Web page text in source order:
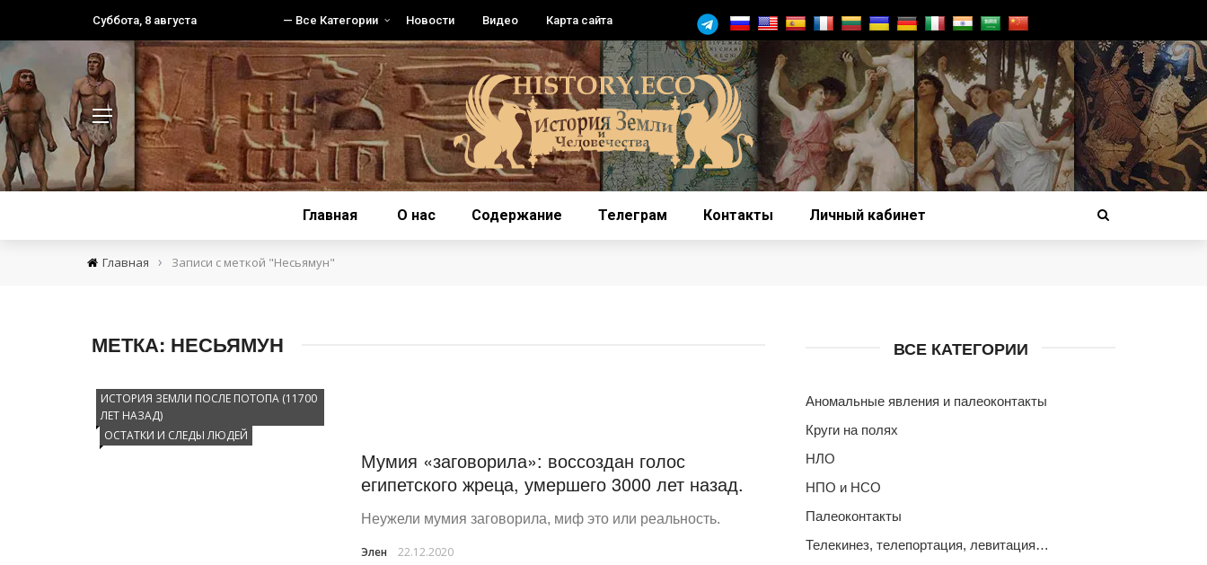
Суббота, 8 августа — Все Категории Новости Видео Карта сайта
Главная О нас Содержание Телеграм Контакты Личный кабинет
Главная › Записи с меткой "Несьямун"
МЕТКА: НЕСЬЯМУН
ИСТОРИЯ ЗЕМЛИ ПОСЛЕ ПОТОПА (11700
ЛЕТ НАЗАД)
ОСТАТКИ И СЛЕДЫ ЛЮДЕЙ
Мумия «заговорила»: воссоздан голос
египетского жреца, умершего 3000 лет назад.
Неужели мумия заговорила, миф это или реальность.
Элен 22.12.2020
ВСЕ КАТЕГОРИИ
Аномальные явления и палеоконтакты
Круги на полях
НЛО
НПО и НСО
Палеоконтакты
Телекинез, телепортация, левитация…